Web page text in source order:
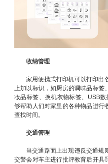
收纳管理
家用便携式打印机可以打印出
上加以标识，如厨房的调味品标签
妆品标签、换机衣物标签、USB
够帮助人们对家里的各种物品进行
查找时间。
交通管理
当交通路面上出现违反交通规
交警会对车主进行批评教育后开具